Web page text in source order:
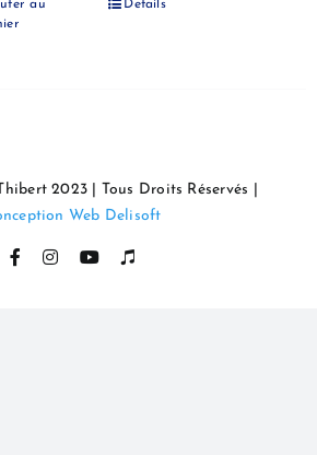
au
Details
2023 | Tous Droits Réservés |
Web Delisoft
FacebookInstagramYouTube